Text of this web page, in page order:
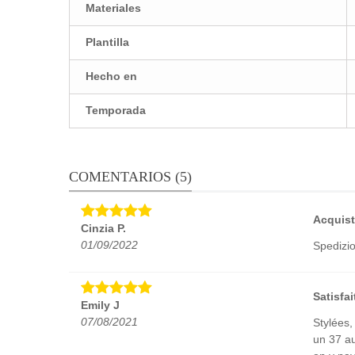
Materiales
Plantilla
Hecho en
Temporada
COMENTARIOS (5)
Cinzia P.
01/09/2022
Emily J
07/08/2021
un 37